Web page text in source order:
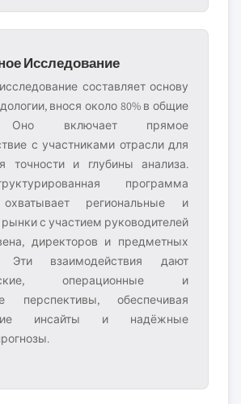
Исследование
составляет основу
внося около 80% в общие
Оно включает прямое
с участниками отрасли для
точности и глубины анализа.
программа
региональные и
с участием руководителей
директоров и предметных
Эти взаимодействия дают
операционные и
перспективы, обеспечивая
инсайты и надёжные